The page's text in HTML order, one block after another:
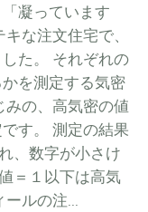
凝っています
な注文住宅で、
た。 それぞれの
を測定する気密
の、高気密の値
す。 測定の結果
、数字が小さけ
＝１以下は高気
ルの注...